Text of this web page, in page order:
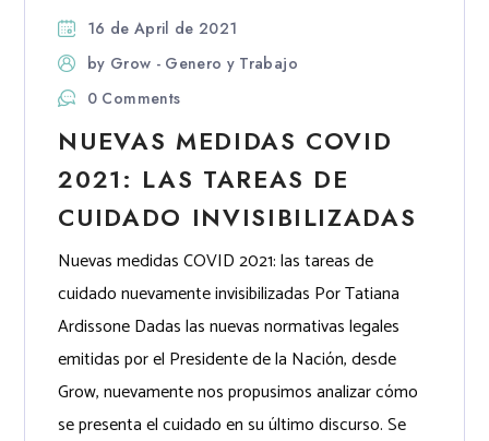
16 de April de 2021
by Grow - Genero y Trabajo
0 Comments
NUEVAS MEDIDAS COVID
2021: LAS TAREAS DE
CUIDADO INVISIBILIZADAS
Nuevas medidas COVID 2021: las tareas de
cuidado nuevamente invisibilizadas Por Tatiana
Ardissone Dadas las nuevas normativas legales
emitidas por el Presidente de la Nación, desde
Grow, nuevamente nos propusimos analizar cómo
se presenta el cuidado en su último discurso. Se